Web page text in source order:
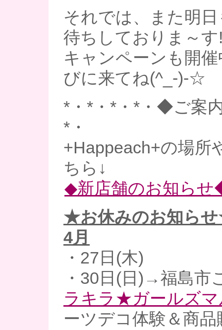
それでは、また明
待ちしておりま～す
キャンペーンも開
びに来てね(^_-)-☆
*・*・*・*・◆ご案
*・
+Happeach+の場所
ちら↓
◆新店舗のお知ら
★お休みのお知ら
4月
・27日(木)
・30日(日)→福島市
ラキラ★ガールズマ
ーツデコ体験＆商品